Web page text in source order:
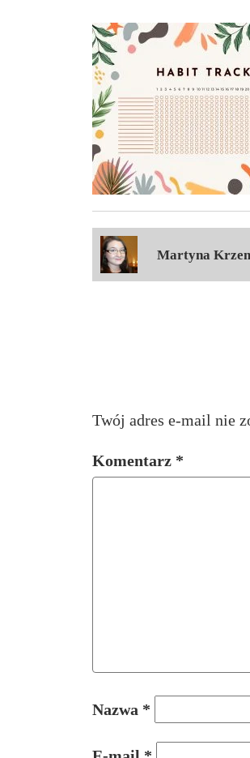
Martyna
Twój adres e-mail nie
Komentarz *
Nazwa *